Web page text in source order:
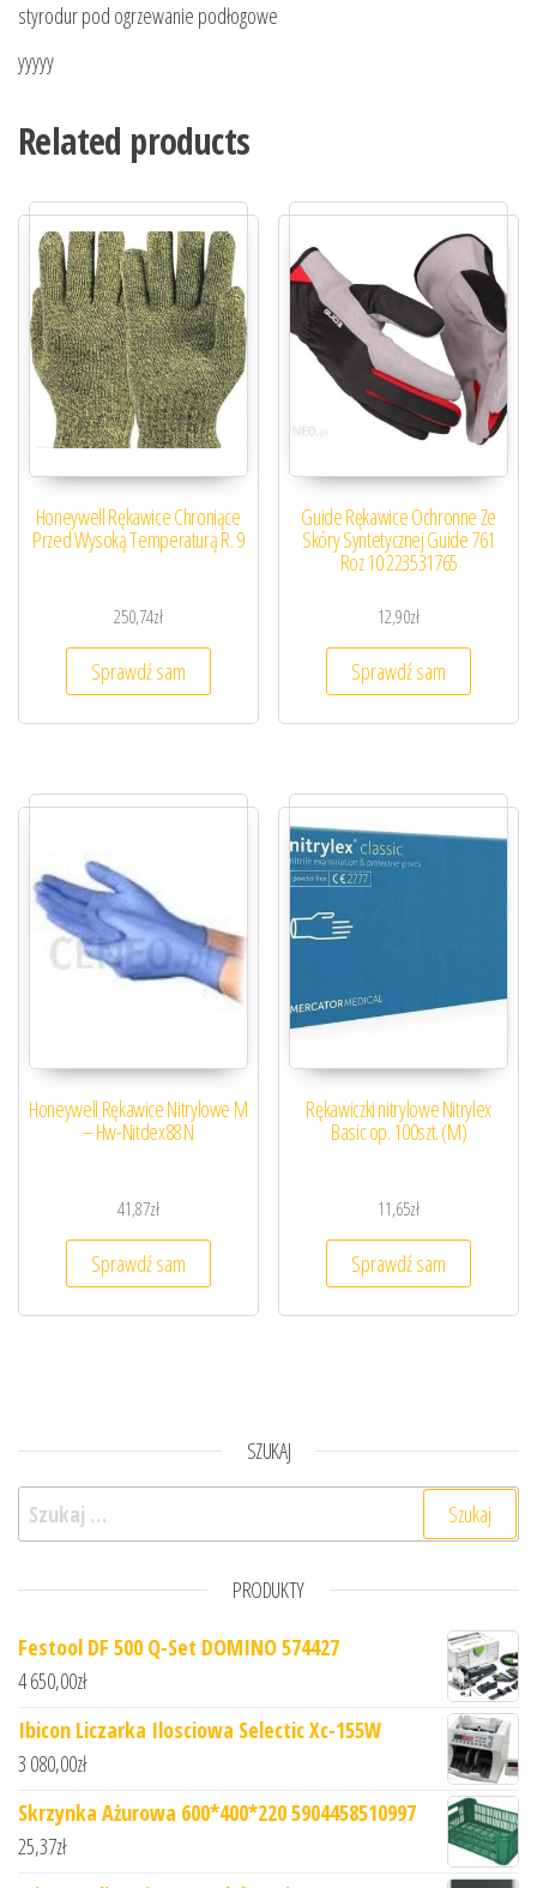
styrodur pod ogrzewanie podłogowe
yyyyy
Related products
Honeywell Rękawice Chroniące
Przed Wysoką Temperaturą R. 9
250,74zł
Sprawdź sam
Guide Rękawice Ochronne Ze
Skóry Syntetycznej Guide 761
Roz 10 223531765
12,90zł
Sprawdź sam
Honeywell Rękawice Nitrylowe M
– Hw-Nitdex88 N
41,87zł
Sprawdź sam
Rękawiczki nitrylowe Nitrylex
Basic op. 100szt. (M)
11,65zł
Sprawdź sam
SZUKAJ
Szukaj:
PRODUKTY
Festool DF 500 Q-Set DOMINO 574427
4 650,00zł
Ibicon Liczarka Ilosciowa Selectic Xc-155W
3 080,00zł
Skrzynka Ażurowa 600*400*220 5904458510997
25,37zł